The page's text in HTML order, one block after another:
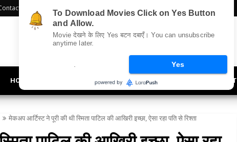
Us Sitemap
HOLLYWOOD UPDATES LIFESTYLE OFFBEAT
मेकअप आर्टिस्ट ने पूरी की थी स्मिता पाटिल की आखिरी इच्छा, ऐसा रहा पति से रिश्ता
To Download Movies Click on Yes Button
and Allow.
Movie देखने के लिए Yes बटन दबाएँ। You can unsubscribe
anytime later.
Yes